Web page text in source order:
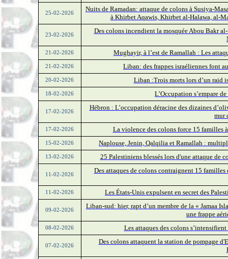
25-02-2026
Nuits de Ramadan: attaque de colons à Susiya-
à Khirbet Aqawis, Khirbet al-Halawa, al-
23-02-2026
Des colons incendient la mosquée Abou Bakr
21-02-2026 Mughayir, à l’est de Ramallah : Les
21-02-2026 Liban: des frappes israéliennes font
20-02-2026 Liban :Trois morts lors d’un raid
18-02-2026 L’Occupation s’empare
17-02-2026
Hébron : L’occupation déracine des dizaines
mur
17-02-2026 La violence des colons force 15 familles
15-02-2026 Naplouse, Jenin, Qalqilia et Ramallah :
13-02-2026 25 Palestiniens blessés lors d'une attaque de
11-02-2026
Des attaques de colons contraignent 15
11-02-2026 Les États-Unis expulsent en secret des
09-02-2026
Liban-sud: hier, rapt d’un membre de la « Jamaa
une frappe
08-02-2026 Les attaques des colons
07-02-2026
Des colons attaquent la station de pompage